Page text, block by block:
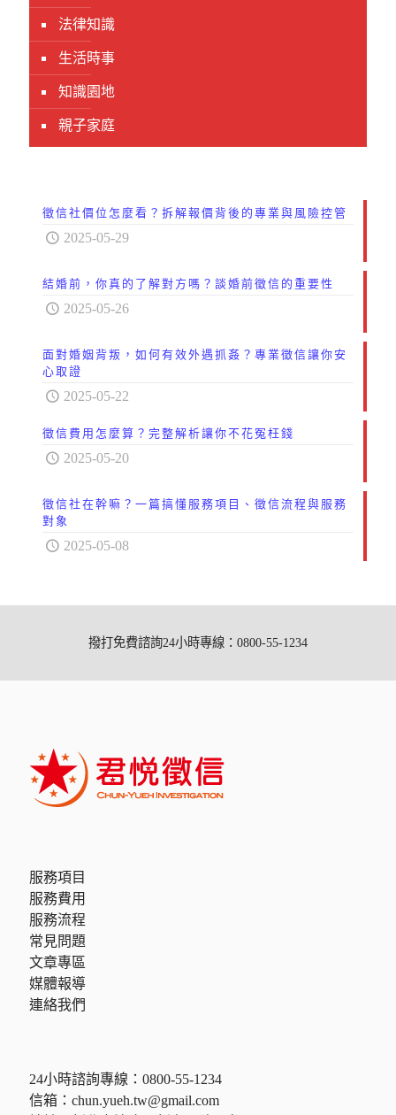
法律知識
生活時事
知識園地
親子家庭
徵信社價位怎麼看？拆解報價背後的專業與風險控管
2025-05-29
結婚前，你真的了解對方嗎？談婚前徵信的重要性
2025-05-26
面對婚姻背叛，如何有效外遇抓姦？專業徵信讓你安
心取證
2025-05-22
徵信費用怎麼算？完整解析讓你不花冤枉錢
2025-05-20
徵信社在幹嘛？一篇搞懂服務項目、徵信流程與服務
對象
2025-05-08
撥打免費諮詢24小時專線：0800-55-1234
服務項目
服務費用
服務流程
常見問題
文章專區
媒體報導
連絡我們
24小時諮詢專線： 0800-55-1234
信箱： chun.yueh.tw@gmail.com